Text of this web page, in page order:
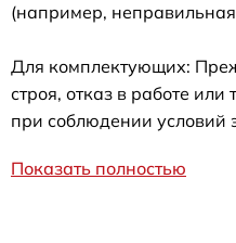
(например, неправильная
Для комплектующих:
строя, отказ в работе
при соблюдении условий
Показать полностью